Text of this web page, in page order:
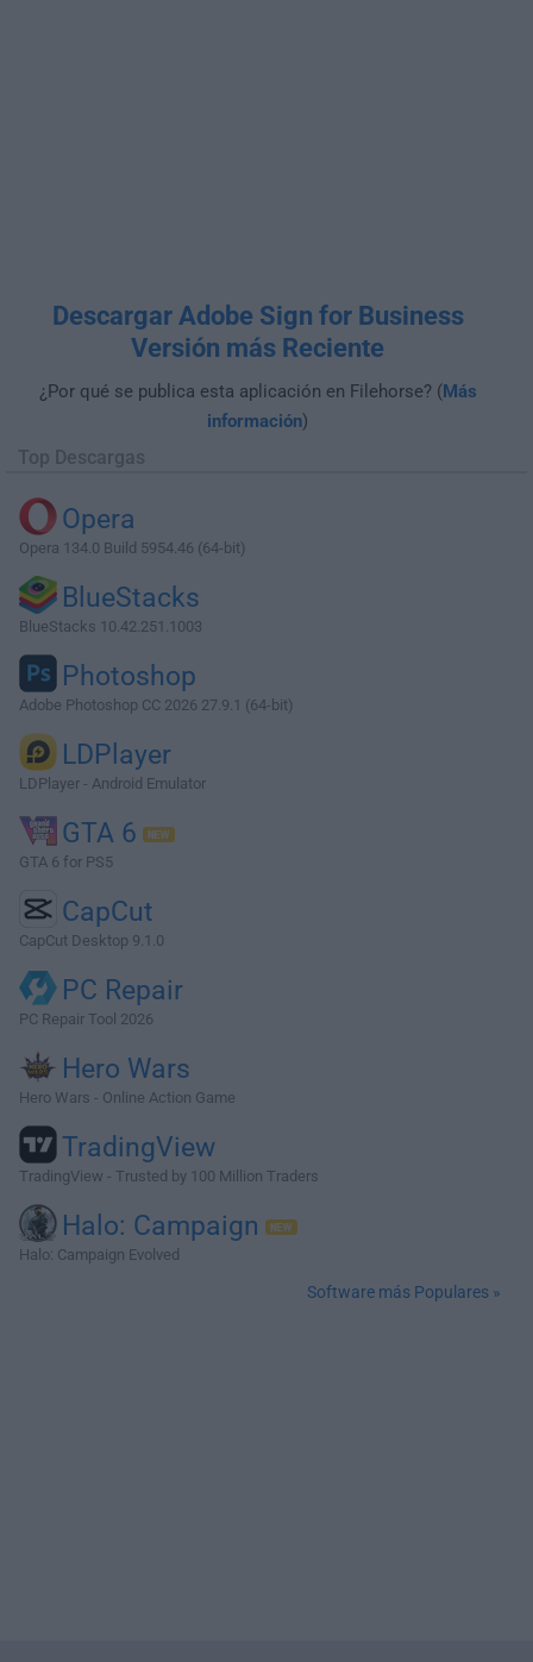
Descargar Adobe Sign for Business
Versión más Reciente
¿Por qué se publica esta aplicación en Filehorse? (Más
información)
Top Descargas
Opera
Opera 134.0 Build 5954.46 (64-bit)
BlueStacks
BlueStacks 10.42.251.1003
Photoshop
Adobe Photoshop CC 2026 27.9.1 (64-bit)
LDPlayer
LDPlayer - Android Emulator
GTA 6
GTA 6 for PS5
CapCut
CapCut Desktop 9.1.0
PC Repair
PC Repair Tool 2026
Hero Wars
Hero Wars - Online Action Game
TradingView
TradingView - Trusted by 100 Million Traders
Halo: Campaign
Halo: Campaign Evolved
Software más Populares »